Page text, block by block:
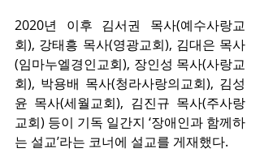
2020년 이후 김서권 목사(예수사랑교
회), 강태흥 목사(영광교회), 김대은 목사
(임마누엘경인교회), 장인성 목사(사랑교
회), 박용배 목사(청라사랑의교회), 김성
윤 목사(세월교회), 김진규 목사(주사랑
교회) 등이 기독 일간지 ‘장애인과 함께하
는 설교’라는 코너에 설교를 게재했다.